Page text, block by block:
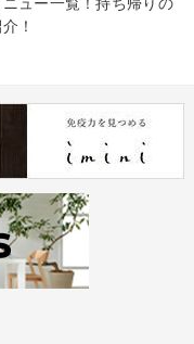
ュー一覧！持ち帰りの
！